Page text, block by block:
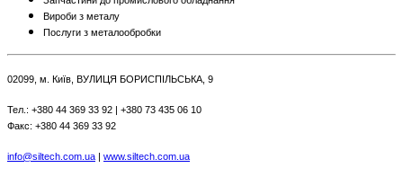
Вироби з металу
Послуги з металообробки
02099, м. Київ, ВУЛИЦЯ БОРИСПІЛЬСЬКА, 9
Тел.: +380 44 369 33 92 | +380 73 435 06 10
Факс: +380 44 369 33 92
info@siltech.com.ua | www.siltech.com.ua